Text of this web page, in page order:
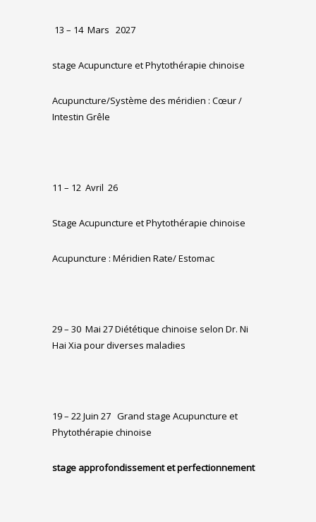
13 – 14 Mars 2027
stage Acupuncture et Phytothérapie chinoise
Acupuncture/Système des méridien : Cœur /
Intestin Grêle
11 – 12 Avril 26
Stage Acupuncture et Phytothérapie chinoise
Acupuncture : Méridien Rate/ Estomac
29 – 30 Mai 27Diététique chinoise selon Dr. Ni
Hai Xia pour diverses maladies
19 – 22 Juin 27 Grand stage Acupuncture et
Phytothérapie chinoise
stage approfondissement et perfectionnement